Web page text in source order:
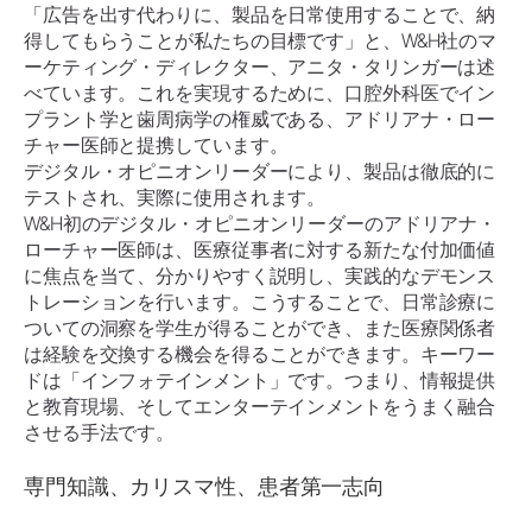
「広告を出す代わりに、製品を日常使用することで、納
得してもらうことが私たちの目標です」と、W&H社のマ
ーケティング・ディレクター、アニタ・タリンガーは述
べています。これを実現するために、口腔外科医でイン
プラント学と歯周病学の権威である、アドリアナ・ロー
チャー医師と提携しています。
デジタル・オピニオンリーダーにより、製品は徹底的に
テストされ、実際に使用されます。
W&H初のデジタル・オピニオンリーダーのアドリアナ・
ローチャー医師は、医療従事者に対する新たな付加価値
に焦点を当て、分かりやすく説明し、実践的なデモンス
トレーションを行います。こうすることで、日常診療に
ついての洞察を学生が得ることができ、また医療関係者
は経験を交換する機会を得ることができます。キーワー
ドは「インフォテインメント」です。つまり、情報提供
と教育現場、そしてエンターテインメントをうまく融合
させる手法です。
専門知識、カリスマ性、患者第一志向